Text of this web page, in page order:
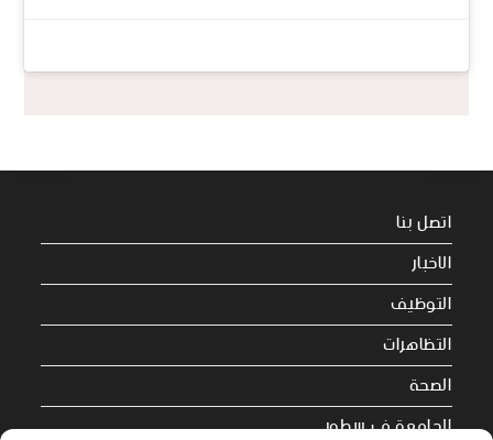
اتصل بنا
الاخبار
التوظيف
التظاهرات
الصحة
الجامعة في سطور